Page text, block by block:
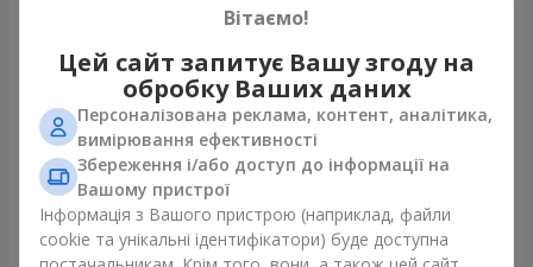
Квіти в коробці "Щастя не
оминеш"
1 599 грн
Квіти в коробці "Соломія"
2 066 грн
Вітаємо!
Цей сайт запитує Вашу згоду на
обробку Ваших даних
Персоналізована реклама, контент, аналітика,
вимірювання ефективності
Збереження і/або доступ до інформації на
Вашому пристрої
Інформація з Вашого пристрою (наприклад, файли
cookie та унікальні ідентифікатори) буде доступна